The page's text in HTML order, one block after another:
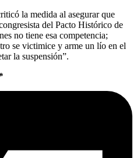
la medida al asegurar que
del Pacto Histórico de
no tiene esa competencia;
se victimice y arme un lío en el
la suspensión”.